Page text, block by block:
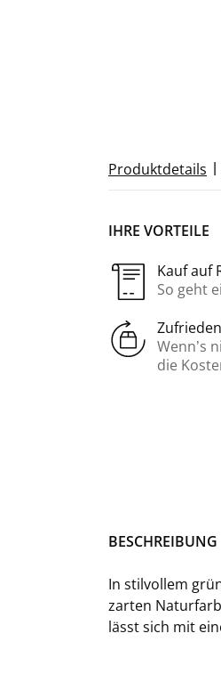
Produktdetails |
IHRE VORTEILE
Kauf auf
So geht
Wenn’s
die
BE­SCHREI­BUNG
In stil­vol­lem
zar­ten
lässt sich mit